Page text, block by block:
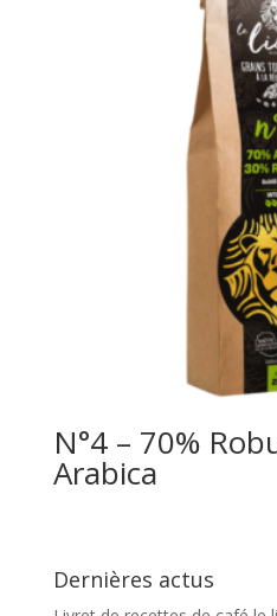
N°4 – 70%
Arabica
Dernières actus